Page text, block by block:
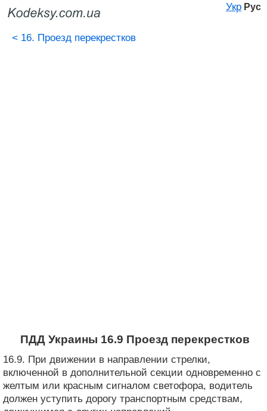
Укр Рус
< 16. Проезд перекрестков
ПДД Украины 16.9 Проезд перекрестков
16.9. При движении в направлении стрелки,
включенной в дополнительной секции одновременно с
желтым или красным сигналом светофора, водитель
должен уступить дорогу транспортным средствам,